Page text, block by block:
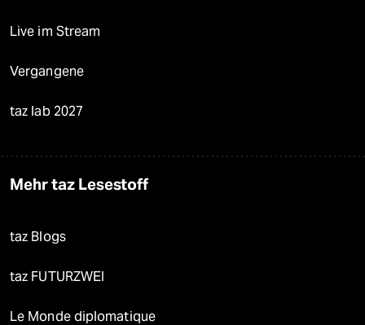
Live im Stream
Vergangene
taz lab 2027
Mehr taz Lesestoff
taz Blogs
taz FUTURZWEI
Le Monde diplomatique